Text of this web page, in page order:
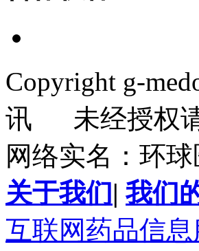
Copyright g-
讯 未经授权
网络实名：环球
关于我们 | 我们
互联网药品信